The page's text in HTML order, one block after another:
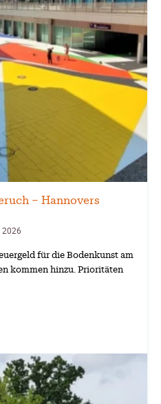
– Hannovers
für die Bodenkunst am
kommen hinzu. Prioritäten